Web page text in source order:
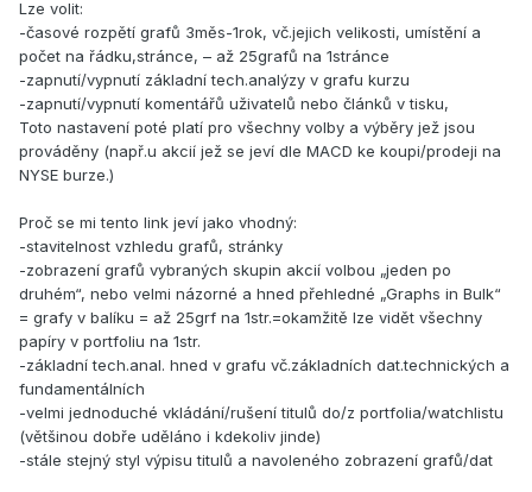
Lze volit:
-časové rozpětí grafů 3měs-1rok, vč.jejich velikosti, umístění a
počet na řádku,stránce, – až 25grafů na 1stránce
-zapnutí/vypnutí základní tech.analýzy v grafu kurzu
-zapnutí/vypnutí komentářů uživatelů nebo článků v tisku,
Toto nastavení poté platí pro všechny volby a výběry jež jsou
prováděny (např.u akcií jež se jeví dle MACD ke koupi/prodeji na
NYSE burze.)
Proč se mi tento link jeví jako vhodný:
-stavitelnost vzhledu grafů, stránky
-zobrazení grafů vybraných skupin akcií volbou „jeden po
druhém“, nebo velmi názorné a hned přehledné „Graphs in Bulk“
= grafy v balíku = až 25grf na 1str.=okamžitě lze vidět všechny
papíry v portfoliu na 1str.
-základní tech.anal. hned v grafu vč.základních dat.technických a
fundamentálních
-velmi jednoduché vkládání/rušení titulů do/z portfolia/watchlistu
(většinou dobře uděláno i kdekoliv jinde)
-stále stejný styl výpisu titulů a navoleného zobrazení grafů/dat